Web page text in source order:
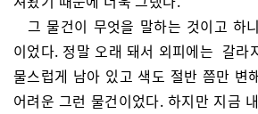
그 물건이 무엇을 말하는 것이고 하
이었다. 정말 오래 돼서 외피에는 갈라
물스럽게 남아 있고 색도 절반 쯤만 변
어려운 그런 물건이었다. 하지만 지금